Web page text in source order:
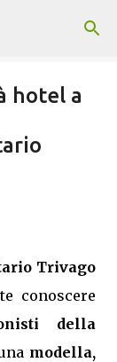
hotel a
Trivago
conoscere
della
modella,